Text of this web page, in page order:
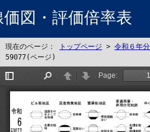
価図・評価倍率表
現在のページ： トップページ > 令和６年分
59077(ページ)